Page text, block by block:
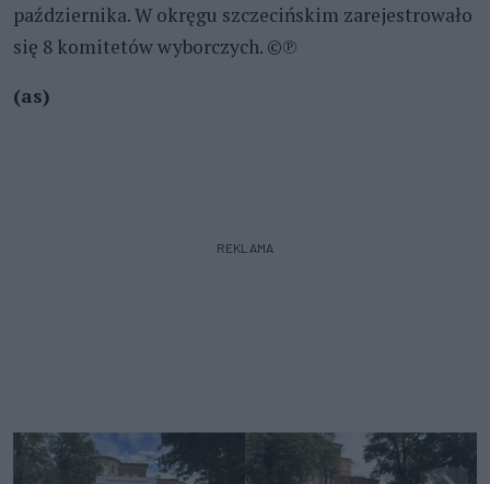
października. W okręgu szczecińskim zarejestrowało
się 8 komitetów wyborczych. ©℗
(as)
REKLAMA